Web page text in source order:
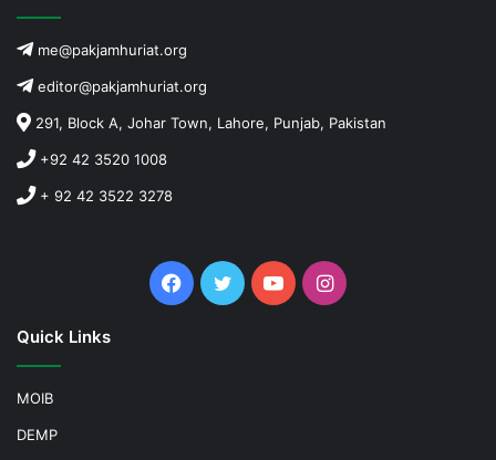
me@pakjamhuriat.org
editor@pakjamhuriat.org
291, Block A, Johar Town, Lahore, Punjab, Pakistan
+92 42 3520 1008
+ 92 42 3522 3278
Facebook
TwitterYouTubeInstagram
Quick Links
MOIB
DEMP